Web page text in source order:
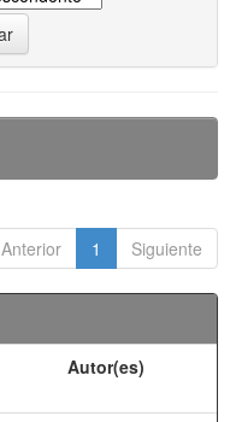
Anterior 1 Siguiente
Autor(es)